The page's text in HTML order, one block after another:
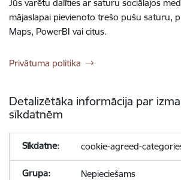
Jūs varētu dalīties ar saturu sociālajos
mājaslapai pievienoto trešo pušu saturu,
Maps, PowerBI vai citus.
Privātuma politika
Detalizētāka informācija par
sīkdatnēm
cookie-agreed-
Nepieciešams